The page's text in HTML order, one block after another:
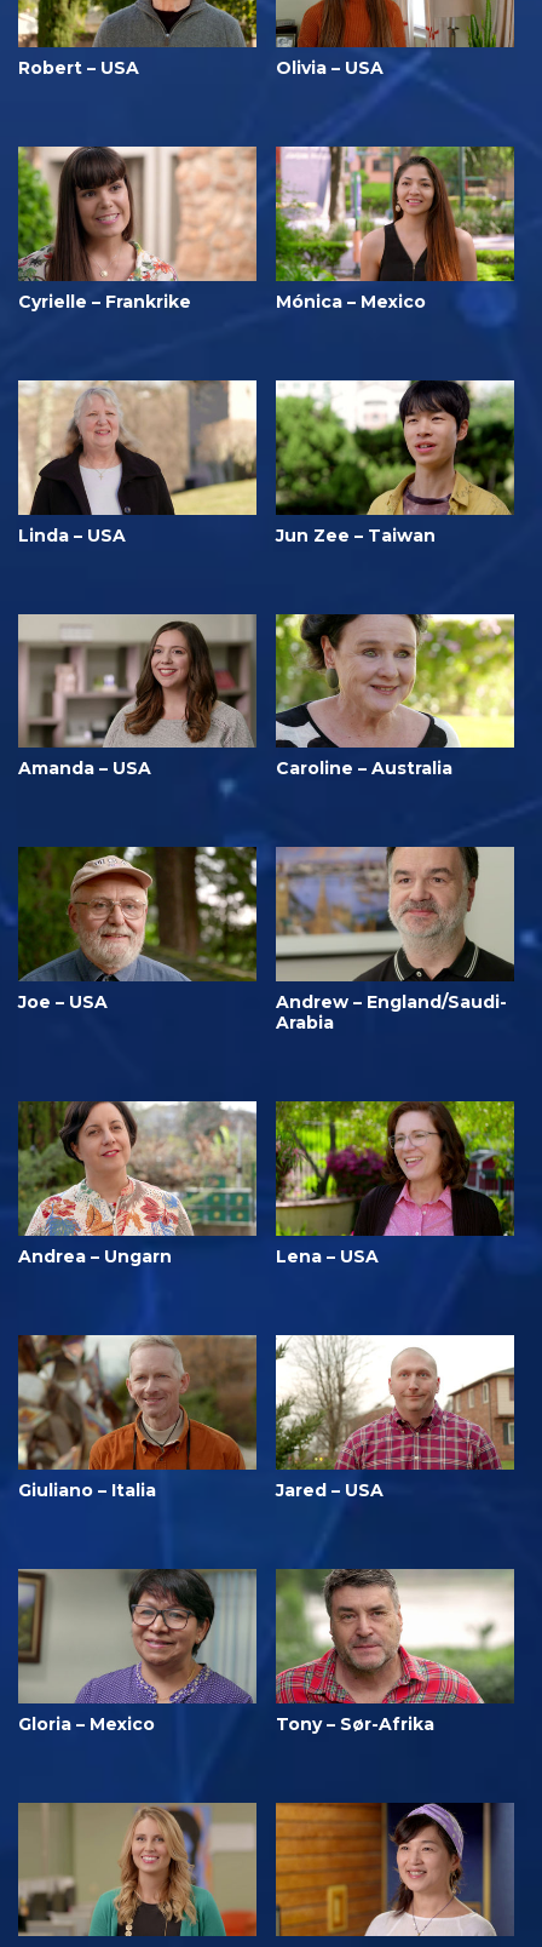
Robert – USA Olivia – USA
Cyrielle – Frankrike Mónica – Mexico
Linda – USA Jun Zee – Taiwan
Amanda – USA Caroline – Australia
Joe – USA
Andrew – England/Saudi-
Arabia
Andrea – Ungarn Lena – USA
Giuliano – Italia Jared – USA
Gloria – Mexico Tony – Sør-Afrika